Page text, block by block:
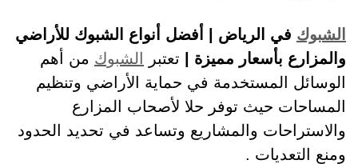
الشبوك في الرياض | أفضل أنواع الشبوك للأراضي
والمزارع بأسعار مميزة | تعتبر الشبوك من أهم
الوسائل المستخدمة في حماية الأراضي وتنظيم
المساحات حيث توفر حلا لأصحاب المزارع
والاستراحات والمشاريع وتساعد في تحديد الحدود
ومنع التعديات .